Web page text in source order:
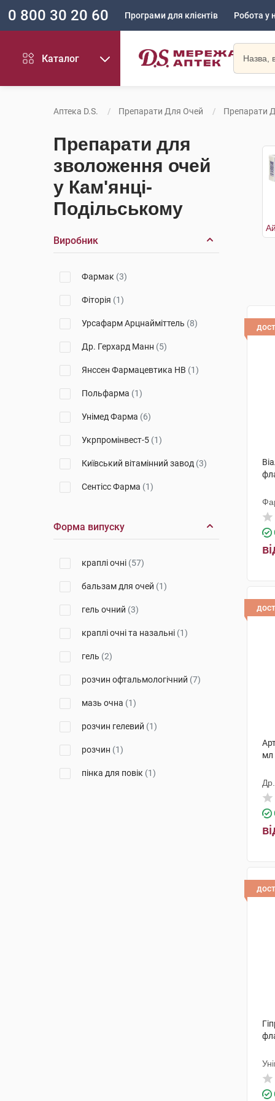
0 800 30 20 60 Програми для клієнтів Робота у
Каталог
Аптека D.S. Препарати Для Очей Препарати
Препарати для
зволоження очей
у Кам'янці-
Подільському
Виробник
Фармак (3)
Фіторія (1)
Урсафарм Арцнайміттель (8)
Др. Герхард Манн (5)
Янссен Фармацевтика НВ (1)
Польфарма (1)
Унімед Фарма (6)
Укрпромінвест-5 (1)
Київський вітамінний завод (3)
Сентісс Фарма (1)
Уорлд Медицин Ілач Сан. Ве
Варшавський ФЗ Польфа
Алкон Лабораторіс(7)
АРІСТО ФАРМА ГМБХ
Форма випуску
краплі очні (57)
бальзам для очей (1)
гель очний (3)
краплі очні та назальні (1)
гель (2)
розчин офтальмологічний (7)
мазь очна (1)
розчин гелевий (1)
розчин (1)
пінка для повік (1)
мл